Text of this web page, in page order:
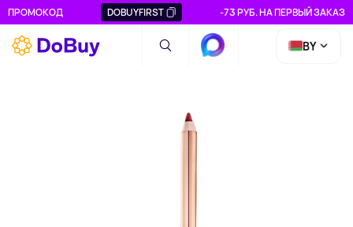
ПРОМОКОД DOBUYFIRST -73 РУБ. НА ПЕРВЫЙ ЗАКАЗ
BY